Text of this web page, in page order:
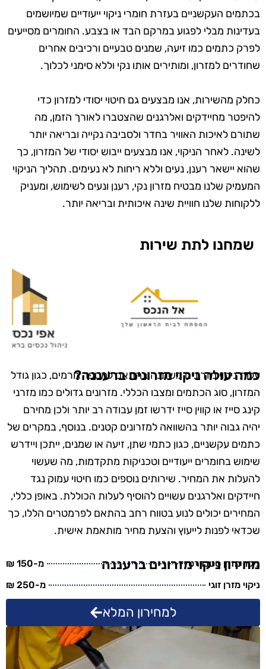
בכתמים העקשניים בעזרת חומרי ניקוי ייעודיים שמיושמים
בעדינות מבלי לפגוע במרקם הבד או בצבע. החומרים מסייעים
לפרק כתמים כמו זיעה, שמנים טבעיים ורכיבים אחרים
שחודרים למזרון, ומותירים אותו נקי וללא סימני לכלוך.
כחלק מהשירות, אנו מבצעים גם חיטוי יסודי למזרון כדי
להיפטר מחיידקים ואלרגנים שהצטברו לאורך הזמן, מה
שתורם לאיכות האוויר בחדר ולסביבה נקייה ובריאה יותר
לשינה. לאחר הניקוי, אנו מבצעים ייבוש יסודי של המזרון, כך
שהוא יישאר רענן, נעים וללא ריחות לא נעימים. תהליך הניקוי
המעמיק שלנו מבטיח מזרון נקי, רענן ונעים לשימוש, ומעניק
ללקוחות שלנו חוויית שינה איכותית ובריאה יותר.
שמחנו לתת שירות
כמה עולה ניקוי מזרונים ברעננה?
עלות ניקוי מזרונים משתנה בהתאם למספר גורמים, כגון גודל
המזרון, סוג הכתמים ומצבו הכללי. מזרונים גדולים כמו מזרני
קינג סייז או קווין סייז ידרשו זמן עבודה רב יותר ולכן מחירם
יהיה גבוה יותר בהשוואה למזרונים קטנים. בנוסף, במקרים של
כתמים עקשניים, כגון כתמי שתן, זיעה או שמנים, ייתכן ויידרש
שימוש בחומרים ייעודיים וטכניקות מתקדמות, מה שעשוי
להעלות את המחיר. שירותים נוספים כמו חיטוי עמוק נגד
חיידקים ואלרגנים עשויים להוסיף לעלות הכוללת. באופן כללי,
המחירים יכולים לנוע בטווח רחב בהתאם לפרמטרים הללו, כך
שכדאי לפנות לייעוץ והצעת מחיר מותאמת אישית.
מחירון ניקוי מזרונים ברעננה
ניקוי מזרן סטנדרט
מ-150 ₪
ניקוי מזרן זוגי
מ-250 ₪
למחירון המלא